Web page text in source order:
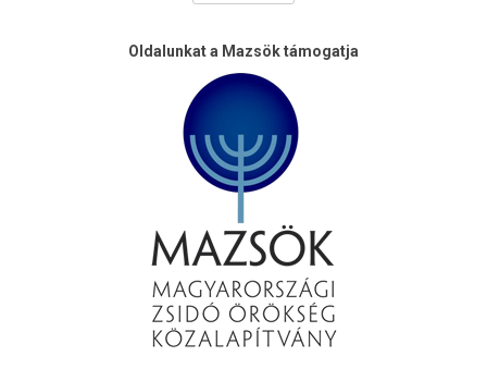
Oldalunkat a Mazsök támogatja